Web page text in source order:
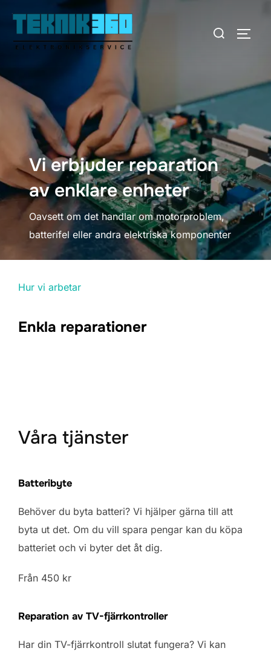
innehåll
Sök
Vi erbjuder reparation
av enklare enheter
Oavsett om det handlar om motorproblem,
batterifel eller andra elektriska komponenter
Hur vi arbetar
Enkla reparationer
Våra tjänster
Batteribyte
Behöver du byta batteri? Vi hjälper gärna till att
byta ut det. Om du vill spara pengar kan du köpa
batteriet och vi byter det åt dig.
Från 450 kr
Reparation av TV-fjärrkontroller
Har din TV-fjärrkontroll slutat fungera? Vi kan